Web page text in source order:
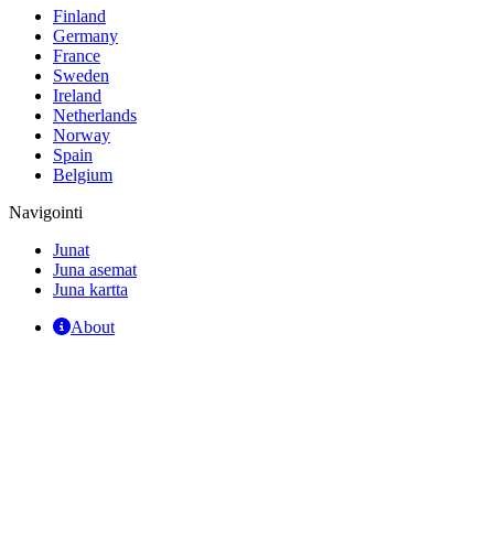
Finland
Germany
France
Sweden
Ireland
Netherlands
Norway
Spain
Belgium
Navigointi
Junat
Juna asemat
Juna kartta
About